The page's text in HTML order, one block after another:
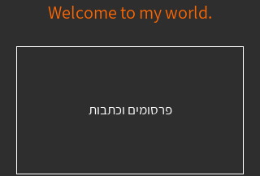
Welcome to my world.
פרסומים וכתבות